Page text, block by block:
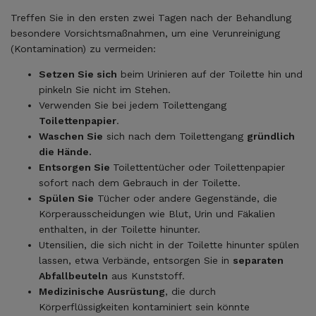
Treffen Sie in den ersten zwei Tagen nach der Behandlung
besondere Vorsichtsmaßnahmen, um eine Verunreinigung
(Kontamination) zu vermeiden:
Setzen Sie sich beim Urinieren auf der Toilette hin und
pinkeln Sie nicht im Stehen.
Verwenden Sie bei jedem Toilettengang
Toilettenpapier.
Waschen Sie sich nach dem Toilettengang gründlich
die Hände.
Entsorgen Sie Toilettentücher oder Toilettenpapier
sofort nach dem Gebrauch in der Toilette.
Spülen Sie Tücher oder andere Gegenstände, die
Körperausscheidungen wie Blut, Urin und Fäkalien
enthalten, in der Toilette hinunter.
Utensilien, die sich nicht in der Toilette hinunter spülen
lassen, etwa Verbände, entsorgen Sie in separaten
Abfallbeuteln aus Kunststoff.
Medizinische Ausrüstung, die durch
Körperflüssigkeiten kontaminiert sein könnte